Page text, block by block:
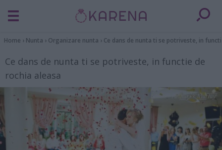
Home › Nunta › Organizare nunta › Ce dans de nunta ti se potriveste, in
Ce dans de nunta ti se potriveste, in functie de
rochia aleasa